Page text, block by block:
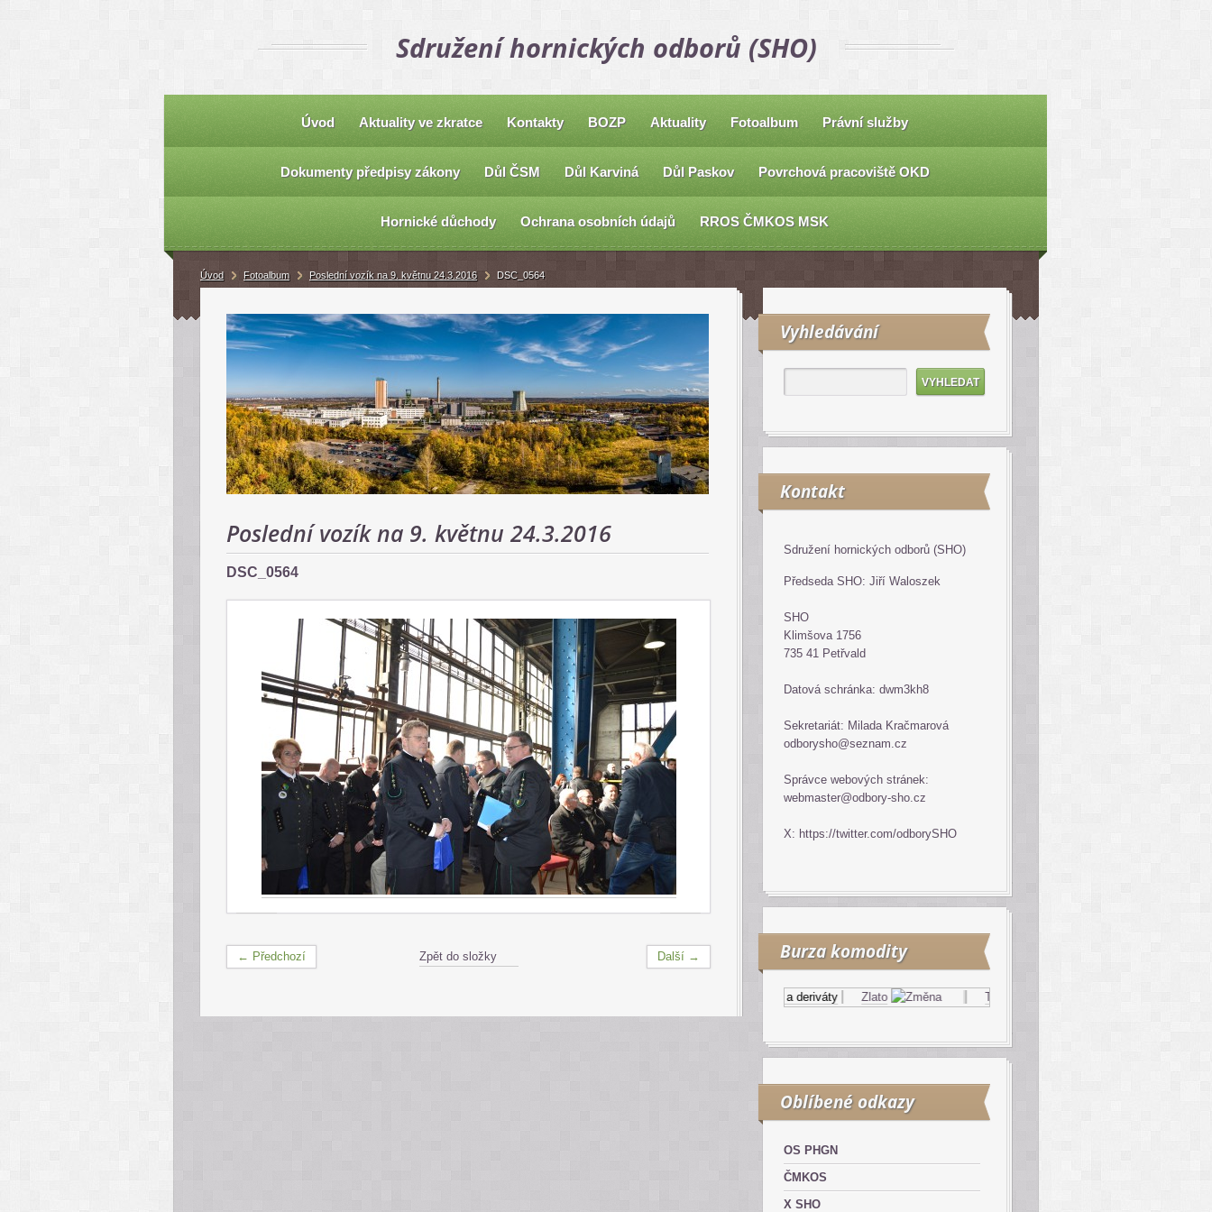
Sdružení hornických odborů (SHO)
Úvod Aktuality ve zkratce Kontakty BOZP Aktuality Fotoalbum Právní služby
Dokumenty předpisy zákony Důl ČSM Důl Karviná Důl Paskov Povrchová pracoviště OKD
Hornické důchody Ochrana osobních údajů RROS ČMKOS MSK
Poslední vozík na 9. květnu 24.3.2016
DSC_0564
← Předchozí Další →
Zpět do složky
Vyhledávání
Kontakt
Sdružení hornických odborů (SHO)
Předseda SHO: Jiří Waloszek
SHO
Klimšova 1756
735 41 Petřvald
Datová schránka: dwm3kh8
Sekretariát: Milada Kračmarová
odborysho@seznam.cz
Správce webových stránek:
webmaster@odbory-sho.cz
X: https://twitter.com/odborySHO
Burza komodity
Komodity a deriváty Zlato Topný olej
Oblíbené odkazy
OS PHGN
ČMKOS
X SHO
Úvod Fotoalbum Poslední vozík na 9. květnu 24.3.2016 DSC_0564